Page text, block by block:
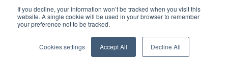
If you decline, your information won’t be tracked when you visit this
website. A single cookie will be used in your browser to remember
your preference not to be tracked.
Cookies settings Accept All Decline All